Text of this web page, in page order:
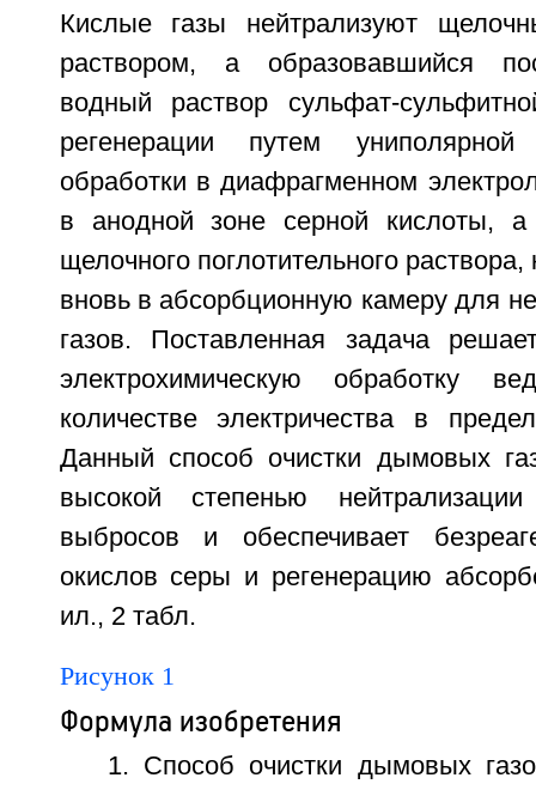
Кислые газы нейтрализуют
раствором, а образовавшийся
водный раствор сульфат-
регенерации путем униполярной
обработки в диафрагменном
в анодной зоне серной кислоты,
щелочного поглотительного
вновь в абсорбционную камеру для
газов. Поставленная задача
электрохимическую обработку
количестве электричества в
Данный способ очистки дымовых
высокой степенью
выбросов и обеспечивает
окислов серы и регенерацию
ил., 2 табл.
Рисунок 1
Формула изобретения
1. Способ очистки дымовых